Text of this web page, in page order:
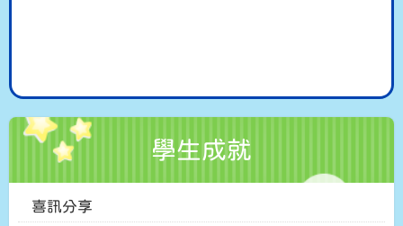
學生成就
喜訊分享